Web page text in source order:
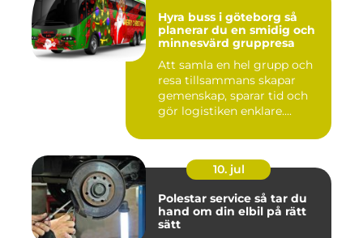
Hyra buss i göteborg så
planerar du en smidig och
minnesvärd gruppresa
Att samla en hel grupp och
resa tillsammans skapar
gemenskap, sparar tid och
gör logistiken enklare....
10. jul
Polestar service så tar du
hand om din elbil på rätt
sätt